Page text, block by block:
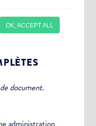
document.